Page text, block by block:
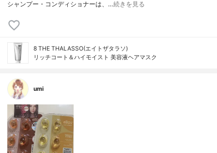
シャンプー・コンディショナーは、…続きを見る
8 THE THALASSO(エイトザタラソ)
リッチコート＆ハイモイスト 美容液ヘアマスク
umi